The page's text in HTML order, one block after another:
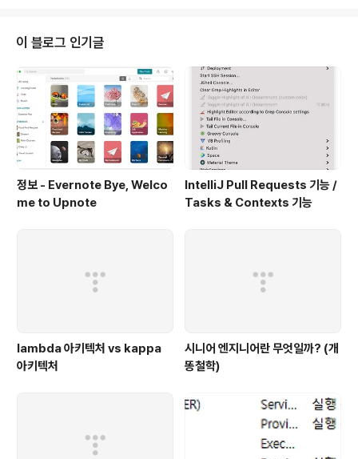
per'라고 합니다. * C#의 경우는 뭐..따로 지칭하는 말이
있었던 것 같습니다. 사실 상속은 그냥 쉽게 아! 저 Class1
이 가진 코드를 Class3가 상속 받는 구나. ( 돈 받는 구나 !
) 요렇게 쉽게 이해하는 게 좋을 것 같습니다. 코드를 받는
다는 것..
이 블로그 인기글
정보 - Evernote Bye, Welco
me to Upnote
IntelliJ Pull Requests 기능 /
Tasks & Contexts 기능
lambda 아키텍처 vs kappa
아키텍처
시니어 엔지니어란 무엇일까? (개
똥철학)